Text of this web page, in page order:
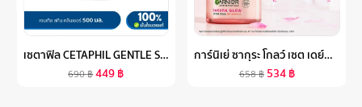
เซตาฟิล CETAPHIL GENTLE SKIN CLEANSER เจลทำความสะอาดผิวหน้าและผิวกาย สำหรับผิวบอบบาง แพ้ง่าย และทุกสภาพผิว 500 ML.
690฿449฿
การ์นิเย่ ซากุระ โกลว์ เซต เดย์ครีม SPF30 50มล.+ไนท์ครีม 50มล GARNIER DAY+NIGHT CREAM 50ML ครีมทาหน้า ครีมบำรุงผิวหน้า
658฿ 534฿